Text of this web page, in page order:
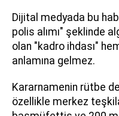
Dijital medyada bu
polis alımı" şeklinde
olan "kadro ihdası"
anlamına gelmez.
Kararnamenin rütbe
özellikle merkez